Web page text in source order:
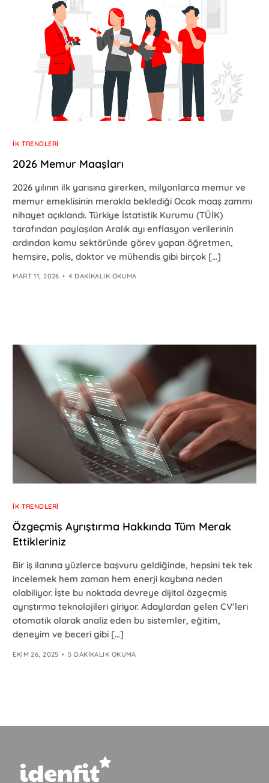
İK TRENDLERI
2026 Memur Maaşları
2026 yılının ilk yarısına girerken, milyonlarca memur ve
memur emeklisinin merakla beklediği Ocak maaş zammı
nihayet açıklandı. Türkiye İstatistik Kurumu (TÜİK)
tarafından paylaşılan Aralık ayı enflasyon verilerinin
ardından kamu sektöründe görev yapan öğretmen,
hemşire, polis, doktor ve mühendis gibi birçok […]
MART 11, 2026 4 DAKIKALIK OKUMA
İK TRENDLERI
Özgeçmiş Ayrıştırma Hakkında Tüm Merak
Ettikleriniz
Bir iş ilanına yüzlerce başvuru geldiğinde, hepsini tek tek
incelemek hem zaman hem enerji kaybına neden
olabiliyor. İşte bu noktada devreye dijital özgeçmiş
ayrıştırma teknolojileri giriyor. Adaylardan gelen CV’leri
otomatik olarak analiz eden bu sistemler, eğitim,
deneyim ve beceri gibi […]
EKIM 26, 2025 5 DAKIKALIK OKUMA